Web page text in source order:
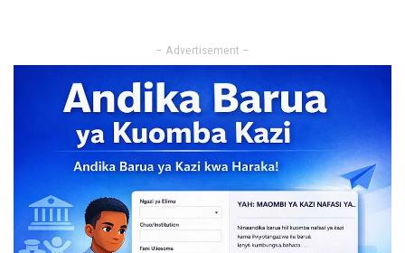
– Advertisement –